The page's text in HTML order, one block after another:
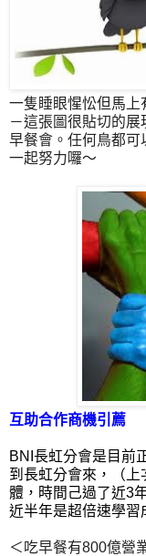
一隻睡眼惺忪但馬上
－這張圖很貼切的
早餐會。任何鳥都可
一起努力囉～
互助合作商機引薦
BNI長虹分會是目前
到長虹分會來，（上
體，時間己過了近3
近半年是超倍速學習
＜吃早餐有800億營